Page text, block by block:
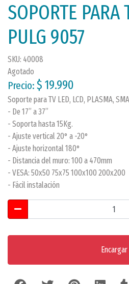
SOPORTE PARA
PULG 9057
SKU: 40008
Agotado
Precio: $ 19.990
Soporte para TV LED, LCD, PLASMA,
- De 17” a 37”
- Soporta hasta 15Kg.
- Ajuste vertical 20° a -20°
- Ajuste horizontal 180°
- Distancia del muro: 100 a 470mm
- VESA: 50x50 75x75 100x100 200x200
- Fácil instalación
Encargar